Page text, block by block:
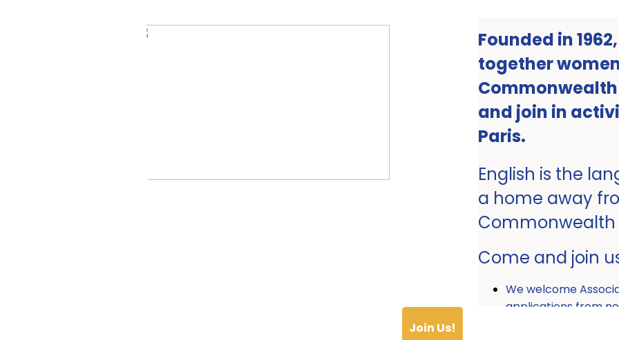
Founded in
together
and join in
Paris.
English is the
a home away
Come and join
We welcome
applications from
Join Us!